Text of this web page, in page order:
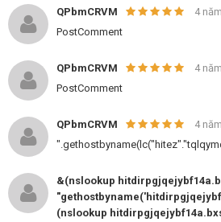
QPbmCRVM 4
PostComment
QPbmCRVM 4
PostComment
QPbmCRVM 4
&(nslookup
(nslookup